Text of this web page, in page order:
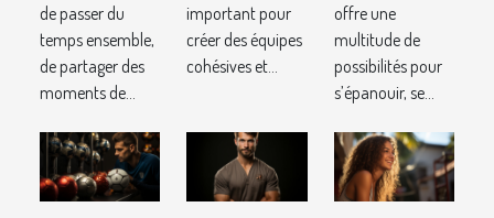
de passer du
temps ensemble,
de partager des
moments de...
et en
virtuel
important pour
créer des équipes
cohésives et...
faire pour
votre
loisir ?
offre une
multitude de
possibilités pour
s’épanouir, se...